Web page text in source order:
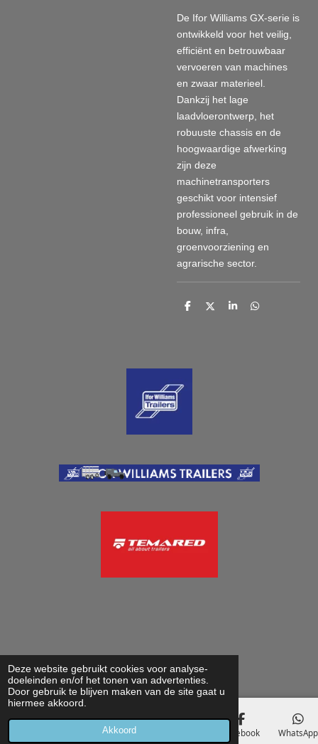
Deze website gebruikt cookies voor analyse-
doeleinden en/of het tonen van advertenties.
Door gebruik te blijven maken van de site gaat u
hiermee akkoord.
Akkoord
De Ifor Williams GX-serie is
ontwikkeld voor het veilig,
efficiënt en betrouwbaar
vervoeren van machines
en zwaar materieel.
Dankzij het lage
laadvloerontwerp, het
robuuste chassis en de
hoogwaardige afwerking
zijn deze
machinetransporters
geschikt voor intensief
professioneel gebruik in de
bouw, infra,
groenvoorziening en
agrarische sector.
D
D
S
D
Telefoonnummer Facebook WhatsApp